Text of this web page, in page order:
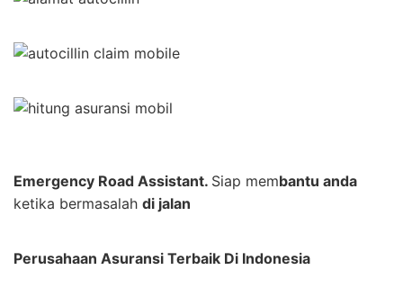
Emergency Road Assistant. Siap membantu anda
ketika bermasalah di jalan
Perusahaan Asuransi Terbaik Di Indonesia